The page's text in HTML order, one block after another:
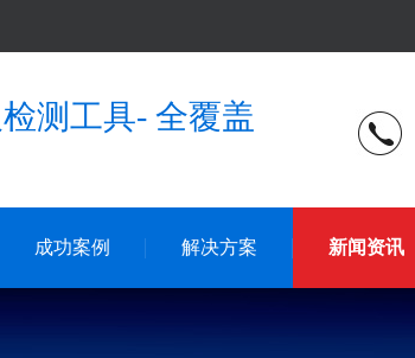
测工具- 全覆盖
成功案例 解决方案 新闻资讯